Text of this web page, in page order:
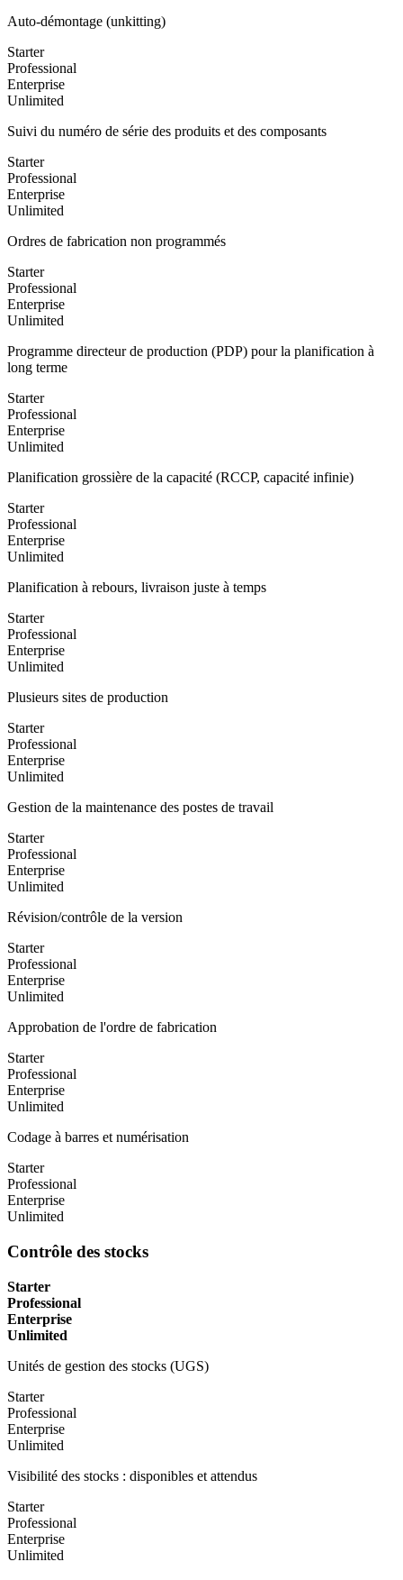
Auto-démontage (unkitting)
Starter
Professional
Enterprise
Unlimited
Suivi du numéro de série des produits et des composants
Starter
Professional
Enterprise
Unlimited
Ordres de fabrication non programmés
Starter
Professional
Enterprise
Unlimited
Programme directeur de production (PDP) pour la planification à
long terme
Starter
Professional
Enterprise
Unlimited
Planification grossière de la capacité (RCCP, capacité infinie)
Starter
Professional
Enterprise
Unlimited
Planification à rebours, livraison juste à temps
Starter
Professional
Enterprise
Unlimited
Plusieurs sites de production
Starter
Professional
Enterprise
Unlimited
Gestion de la maintenance des postes de travail
Starter
Professional
Enterprise
Unlimited
Révision/contrôle de la version
Starter
Professional
Enterprise
Unlimited
Approbation de l'ordre de fabrication
Starter
Professional
Enterprise
Unlimited
Codage à barres et numérisation
Starter
Professional
Enterprise
Unlimited
Contrôle des stocks
Starter
Professional
Enterprise
Unlimited
Unités de gestion des stocks (UGS)
Starter
Professional
Enterprise
Unlimited
Visibilité des stocks : disponibles et attendus
Starter
Professional
Enterprise
Unlimited